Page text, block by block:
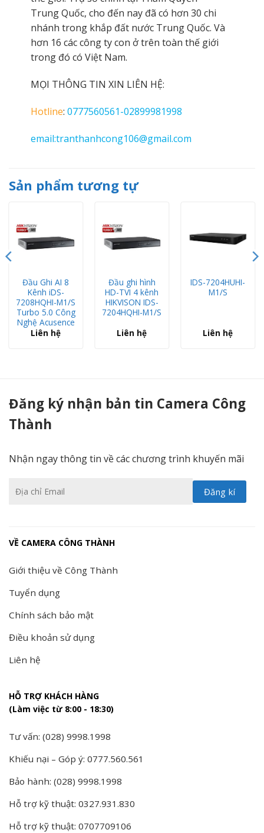
Trung Quốc, cho đến nay đã có hơn 30 chi
nhánh trong khắp đất nước Trung Quốc. Và
hơn 16 các công ty con ở trên toàn thế giới
trong đó có Việt Nam.
MỌI THÔNG TIN XIN LIÊN HỆ:
Hotline: 0777560561-02899981998
email:tranthanhcong106@gmail.com
Sản phẩm tương tự
Đầu Ghi AI 8
Kênh iDS-
7208HQHI-M1/S
Turbo 5.0 Công
Nghệ Acusence
Liên hệ
Đầu ghi hình
HD-TVI 4 kênh
HIKVISON IDS-
7204HQHI-M1/S
Liên hệ
IDS-7204HUHI-
M1/S
Liên hệ
Đăng ký nhận bản tin Camera Công
Thành
Nhận ngay thông tin về các chương trình khuyến mãi
VỀ CAMERA CÔNG THÀNH
Giới thiệu về Công Thành
Tuyển dụng
Chính sách bảo mật
Điều khoản sử dụng
Liên hệ
HỖ TRỢ KHÁCH HÀNG
(Làm việc từ 8:00 - 18:30)
Tư vấn: (028) 9998.1998
Khiếu nại – Góp ý: 0777.560.561
Bảo hành: (028) 9998.1998
Hỗ trợ kỹ thuật: 0327.931.830
Hỗ trợ kỹ thuật: 0707709106